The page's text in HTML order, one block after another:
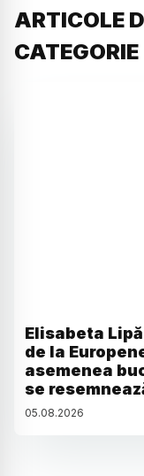
ARTICOLE
CATEGORIE
Elisabeta
de la
asemenea
se
05.08.2026